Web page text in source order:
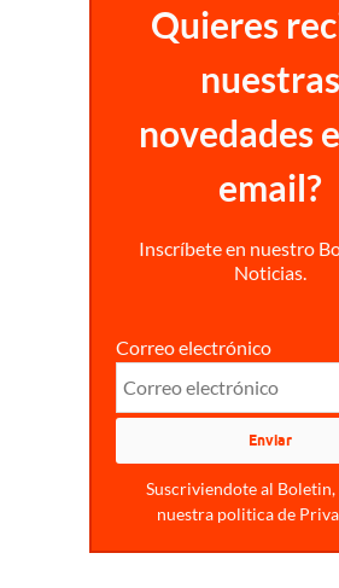
Quieres
nuestras
novedades
email?
Inscríbete en nuestro
Noticias.
Correo electrónico
Suscriviendote al Boletin,
nuestra politica de